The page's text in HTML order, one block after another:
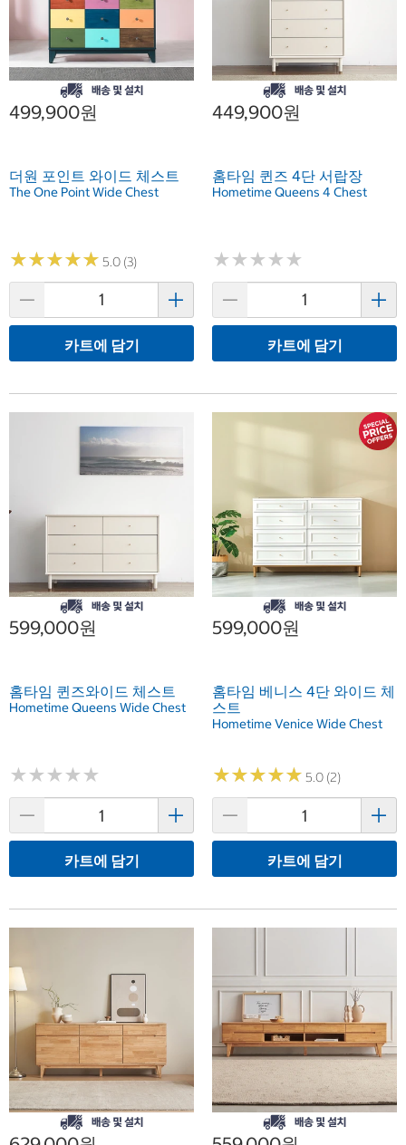
499,900원
더원 포인트 와이드 체스트
The One Point Wide Chest
★★★★★
★★★★★ 5.0 (3)
카트에 담기
449,900원
홈타임 퀸즈 4단 서랍장
Hometime Queens 4 Chest
★★★★★
★★★★★
카트에 담기
599,000원
홈타임 퀸즈와이드 체스트
Hometime Queens Wide Chest
★★★★★
★★★★★
카트에 담기
599,000원
홈타임 베니스 4단 와이드 체
스트
Hometime Venice Wide Chest
★★★★★
★★★★★ 5.0 (2)
카트에 담기